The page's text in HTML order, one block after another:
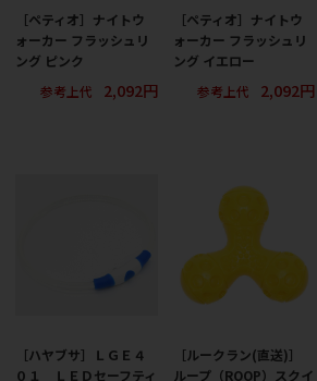
［ペティオ］ナイトウ
ォーカー フラッシュリ
ング ピンク
参考上代
2,092円
［ペティオ］ナイトウ
ォーカー フラッシュリ
ング イエロー
参考上代
2,092円
［ハヤブサ］ＬＧＥ４
０１ ＬＥＤセーフティ
［ルークラン(直送)］
ループ（ROOP）スクイ